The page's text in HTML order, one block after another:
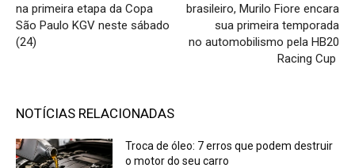
na primeira etapa da Copa
São Paulo KGV neste sábado
(24)
brasileiro, Murilo Fiore encara
sua primeira temporada
no automobilismo pela HB20
Racing Cup
NOTÍCIAS RELACIONADAS
Troca de óleo: 7 erros que podem destruir
o motor do seu carro